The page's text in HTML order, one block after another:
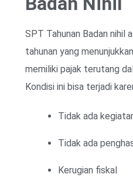
SPT Tahunan Badan nihil
tahunan yang
memiliki pajak terutang
Kondisi ini bisa terjadi
Tidak ada
Tidak ada
Kerugian fiskal